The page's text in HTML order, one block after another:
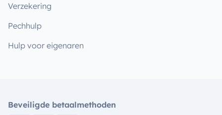
Verzekering
Pechhulp
Hulp voor eigenaren
Beveiligde betaalmethoden